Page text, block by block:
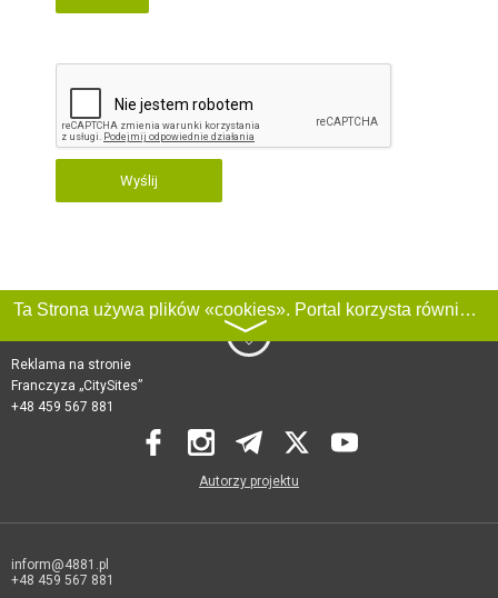
Wyślij
Ta Strona używa plików «cookies». Portal korzysta również z serwisu internetowego do zbierania danych technicznych o odwiedzających w celu uzyskania informacji marketingowych i statystycznych. Warunki przetwarzania danych odwiedzających Stronę, patrz:
〉
Reklama na stronie
Franczyza „CitySites”
+48 459 567 881
Autorzy projektu
inform@4881.pl
+48 459 567 881